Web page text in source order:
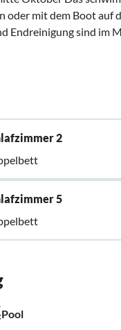
mit dem Boot auf
Endreinigung sind im
2
5
Pool